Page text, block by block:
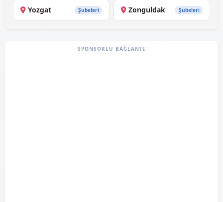
Yozgat Şubeleri Zonguldak Şubeleri
SPONSORLU BAĞLANTI